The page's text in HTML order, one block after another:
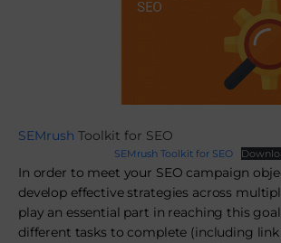
SEMrush Toolkit for SEO
SEMrush Toolkit for SEO
In order to meet your SEO campaign
develop effective strategies across
play an essential part in reaching this
different tasks to complete (including